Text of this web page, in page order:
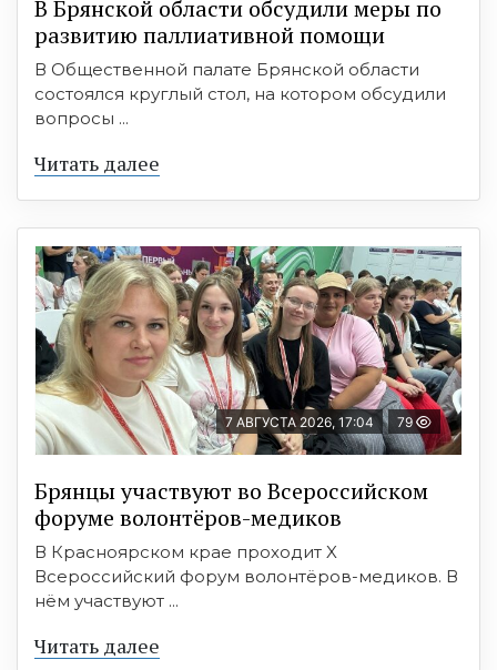
В Брянской области обсудили меры по
развитию паллиативной помощи
В Общественной палате Брянской области
состоялся круглый стол, на котором обсудили
вопросы ...
Читать далее
7 АВГУСТА 2026, 17:04 79
Брянцы участвуют во Всероссийском
форуме волонтёров-медиков
В Красноярском крае проходит X
Всероссийский форум волонтёров-медиков. В
нём участвуют ...
Читать далее